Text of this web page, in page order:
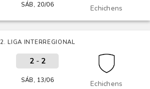
Echichens
SÁB, 20/06
2. LIGA INTERREGIONAL
Echichens
2- 2
SÁB, 13/06